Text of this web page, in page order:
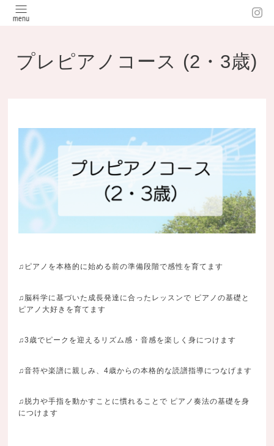
プレピアノコース (2・3歳)
♫ピアノを本格的に始める前の準備段階で感性を育てます
♫脳科学に基づいた成長発達に合ったレッスンで ピアノの基礎と
ピアノ大好きを育てます
♫3歳でピークを迎えるリズム感・音感を楽しく身につけます
♫音符や楽譜に親しみ、4歳からの本格的な読譜指導につなげます
♫脱力や手指を動かすことに慣れることで ピアノ奏法の基礎を身
につけます